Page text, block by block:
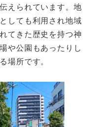
えられています。地
しても利用され地域
てきた歴史を持つ神
や公園もあったりし
場所です。